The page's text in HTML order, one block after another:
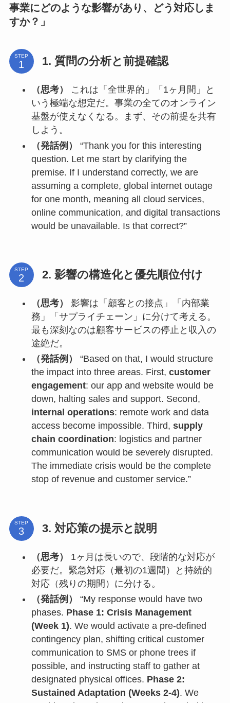
事業にどのような影響があり、どう対応しま
すか？」
STEP 1. 質問の分析と前提確認
（思考）
これは「全世界的」「1ヶ月間」と
いう極端な想定だ。事業の全てのオンライン
基盤が使えなくなる。まず、その前提を共有
しよう。
（発話例）
“Thank you for this interesting
question. Let me start by clarifying the
premise. If I understand correctly, we are
assuming a complete, global internet outage
for one month, meaning all cloud services,
online communication, and digital transactions
would be unavailable. Is that correct?”
STEP 2. 影響の構造化と優先順位付け
（思考）
影響は「顧客との接点」「内部業
務」「サプライチェーン」に分けて考える。
最も深刻なのは顧客サービスの停止と収入の
途絶だ。
（発話例）
“Based on that, I would structure
the impact into three areas. First, customer
engagement: our app and website would be
down, halting sales and support. Second,
internal operations: remote work and data
access become impossible. Third, supply
chain coordination: logistics and partner
communication would be severely disrupted.
The immediate crisis would be the complete
stop of revenue and customer service.”
STEP 3. 対応策の提示と説明
（思考）
1ヶ月は長いので、段階的な対応が
必要だ。緊急対応（最初の1週間）と持続的
対応（残りの期間）に分ける。
（発話例）
“My response would have two
phases. Phase 1: Crisis Management
(Week 1). We would activate a pre-defined
contingency plan, shifting critical customer
communication to SMS or phone trees if
possible, and instructing staff to gather at
designated physical offices. Phase 2:
Sustained Adaptation (Weeks 2-4). We